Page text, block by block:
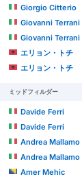
Giorgio Citterio
Giovanni Terrani
Giovanni Terrani
エリョン・トチ
エリョン・トチ
ミッドフィルダー
Davide Ferri
Davide Ferri
Andrea Mallamo
Andrea Mallamo
Amer Mehic